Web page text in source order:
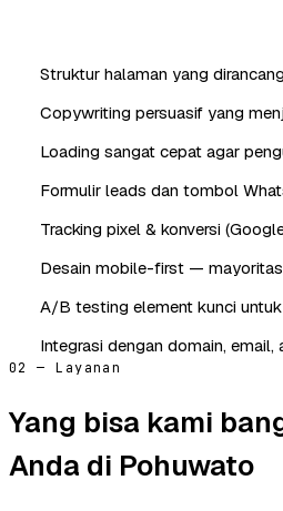
Struktur halaman yang
Copywriting persuasif yang
Loading sangat cepat agar
Formulir leads dan tombol
Tracking pixel & konversi
Desain mobile-first —
A/B testing element kunci
Integrasi dengan domain, email,
02 — Layanan
Yang bisa kami
Anda di Pohuwato